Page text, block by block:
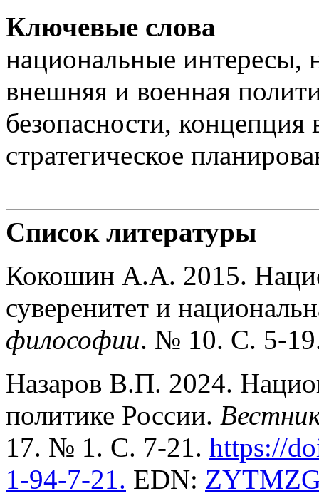
Ключевые слова
национальные интересы,
внешняя и военная
безопасности,
стратегическое
Список литературы
Кокошин А.А. 2015.
суверенитет и
философии. № 10. С. 5-
Назаров В.П. 2024.
политике России.
17. № 1. С. 7-21. https://
1-94-7-21. EDN: